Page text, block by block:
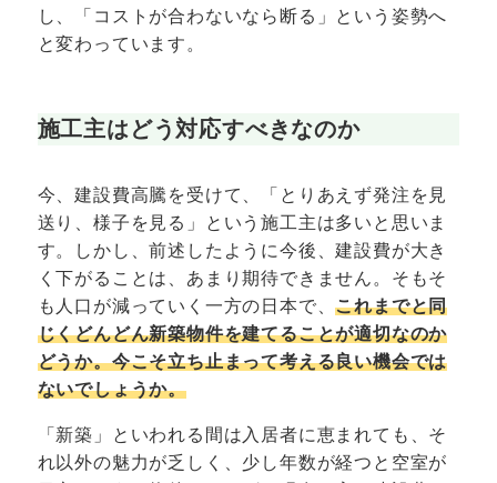
し、「コストが合わないなら断る」という姿勢へ
と変わっています。
施工主はどう対応すべきなのか
今、建設費高騰を受けて、「とりあえず発注を見
送り、様子を見る」という施工主は多いと思いま
す。しかし、前述したように今後、建設費が大き
く下がることは、あまり期待できません。そもそ
も人口が減っていく一方の日本で、これまでと同
じくどんどん新築物件を建てることが適切なのか
どうか。今こそ立ち止まって考える良い機会では
ないでしょうか。
「新築」といわれる間は入居者に恵まれても、そ
れ以外の魅力が乏しく、少し年数が経つと空室が